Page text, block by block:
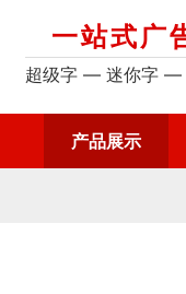
一站式广
超级字 — 迷你字
产品展示